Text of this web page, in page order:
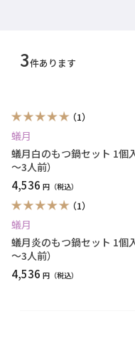
3件あります
（1）
蟻月
蟻月白のもつ鍋セット 1個
～3人前）
4,536 円
（1）
蟻月
蟻月炎のもつ鍋セット 1個
～3人前）
4,536 円